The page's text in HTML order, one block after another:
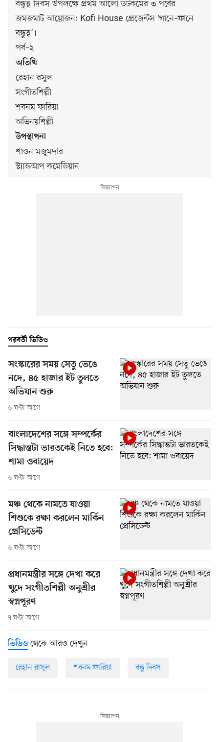
বন্ধুত্ব দিবস উপলক্ষে প্রথম আলো ডটকমের ৩ পর্বের
জমজমাট আয়োজন: Kofi House প্রেজেন্টস ‘গানে–ফানে
বন্ধুত্ব’।
পর্ব–২
অতিথি
রেহান রসুল
সংগীতশিল্পী
শবনম ফারিয়া
অভিনয়শিল্পী
উপস্থাপনা
শাওন মজুমদার
স্ট্যান্ডআপ কমেডিয়ান
পরবর্তী ভিডিও
সংস্কারের সময় সেতু ভেঙে
নদে, ৪৫ হাজার ইট তুলতে
অভিযান শুরু
৬ ঘণ্টা আগে
বাংলাদেশের সঙ্গে সম্পর্কের
সিদ্ধান্তটা ভারতকেই নিতে হবে:
শামা ওবায়েদ
৬ ঘণ্টা আগে
মঞ্চ থেকে নামতে যাওয়া
শিশুকে রক্ষা করলেন মার্কিন
প্রেসিডেন্ট
৬ ঘণ্টা আগে
প্রধানমন্ত্রীর সঙ্গে দেখা করে
খুদে সংগীতশিল্পী অনুশ্রীর
স্বপ্নপূরণ
৭ ঘণ্টা আগে
ভিডিও থেকে আরও দেখুন
রেহান রাসুল শবনম ফারিয়া বন্ধু দিবস